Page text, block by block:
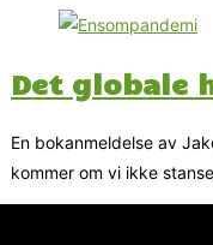
Det globale
En bokanmeldelse av
kommer om vi ikke